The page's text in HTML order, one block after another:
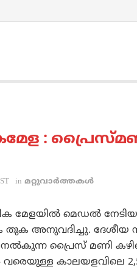
:
in മറ്റുവാര്‍ത്തകള്‍
മേളയില്‍ മെഡല്‍
തുക അനുവദിച്ചു.
നല്‍കുന്ന പ്രൈസ് മണി
വരെയുള്ള കാലയളവിലെ